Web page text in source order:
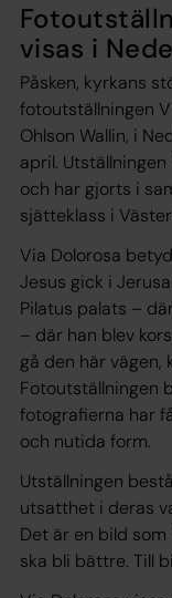
visas i
Påsken, kyrkans
fotoutställningen
Ohlson Wallin, i
april.
och har gjorts i
sjätteklass i
Via Dolorosa
Jesus gick i
Pilatus palats –
– där han blev
gå den här vägen,
Fotoutställningen
fotografierna har
och nutida form.
Utställningen
utsatthet i deras
Det är en bild
ska bli bättre. Till